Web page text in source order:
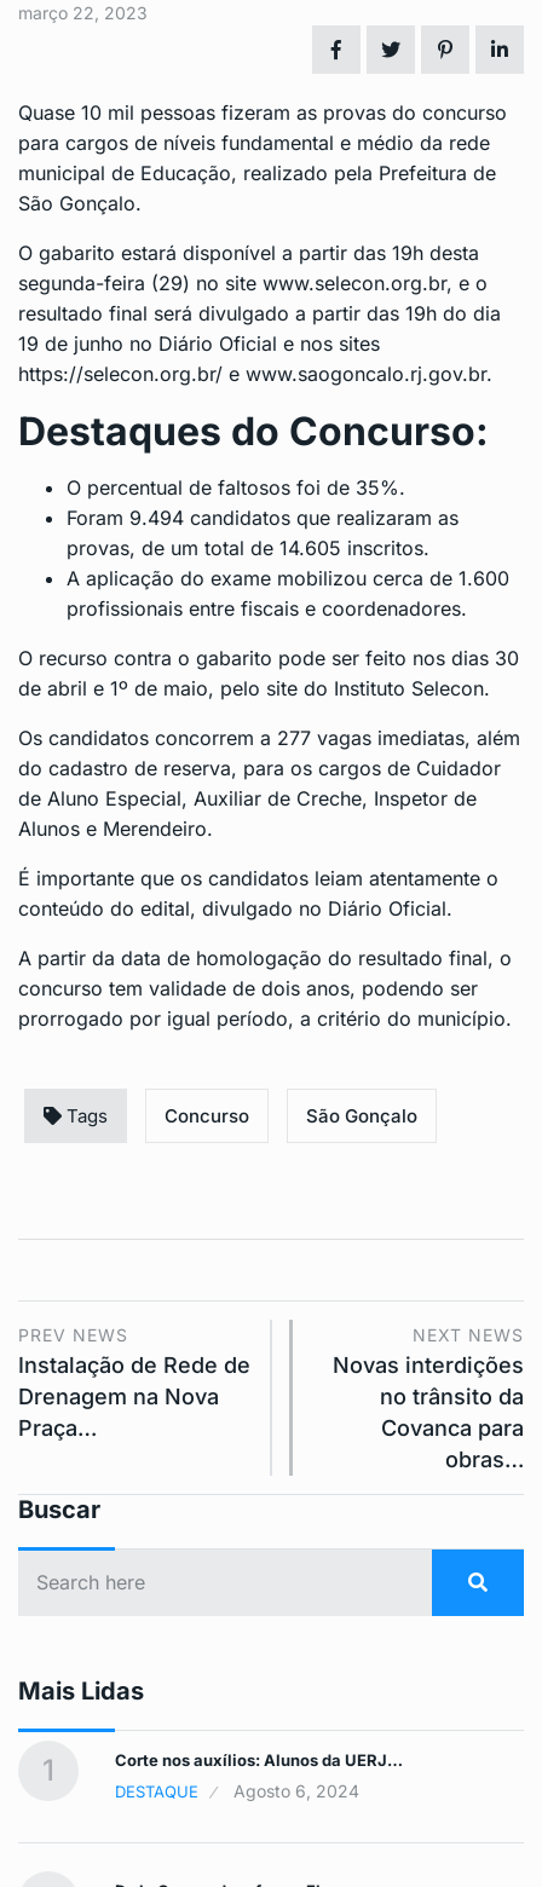
março 22, 2023
Quase 10 mil pessoas fizeram as provas do concurso
para cargos de níveis fundamental e médio da rede
municipal de Educação, realizado pela Prefeitura de
São Gonçalo.
O gabarito estará disponível a partir das 19h desta
segunda-feira (29) no site www.selecon.org.br, e o
resultado final será divulgado a partir das 19h do dia
19 de junho no Diário Oficial e nos sites
https://selecon.org.br/ e www.saogoncalo.rj.gov.br.
Destaques do Concurso:
O percentual de faltosos foi de 35%.
Foram 9.494 candidatos que realizaram as
provas, de um total de 14.605 inscritos.
A aplicação do exame mobilizou cerca de 1.600
profissionais entre fiscais e coordenadores.
O recurso contra o gabarito pode ser feito nos dias 30
de abril e 1º de maio, pelo site do Instituto Selecon.
Os candidatos concorrem a 277 vagas imediatas, além
do cadastro de reserva, para os cargos de Cuidador
de Aluno Especial, Auxiliar de Creche, Inspetor de
Alunos e Merendeiro.
É importante que os candidatos leiam atentamente o
conteúdo do edital, divulgado no Diário Oficial.
A partir da data de homologação do resultado final, o
concurso tem validade de dois anos, podendo ser
prorrogado por igual período, a critério do município.
Tags Concurso São Gonçalo
PREV NEWS
Instalação de Rede de
Drenagem na Nova
Praça…
NEXT NEWS
Novas interdições
no trânsito da
Covanca para
obras…
Buscar
Mais Lidas
1
Corte nos auxílios: Alunos da UERJ…
DESTAQUE
Agosto 6, 2024